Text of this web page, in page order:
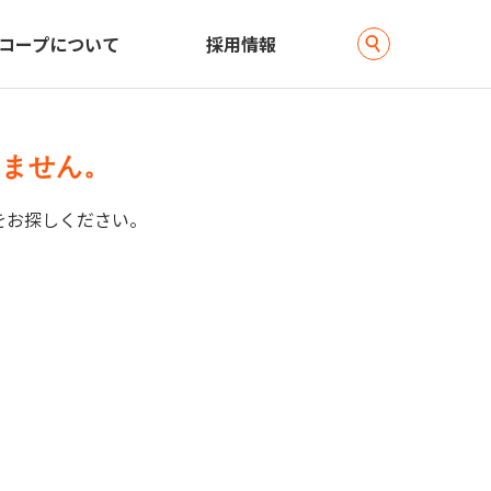
ープについて 採用情報
せん。
探しください。